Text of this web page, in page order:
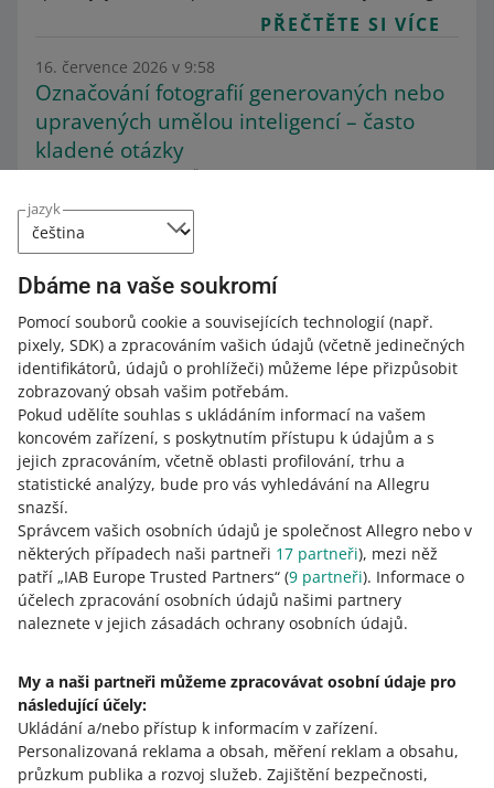
jazyk
Dbáme na vaše soukromí
Pomocí souborů cookie a souvisejících technologií (např.
pixely, SDK) a zpracováním vašich údajů (včetně jedinečných
identifikátorů, údajů o prohlížeči) můžeme lépe přizpůsobit
zobrazovaný obsah vašim potřebám.
Pokud udělíte souhlas s ukládáním informací na vašem
koncovém zařízení, s poskytnutím přístupu k údajům a s
jejich zpracováním, včetně oblasti profilování, trhu a
statistické analýzy, bude pro vás vyhledávání na Allegru
snazší.
Správcem vašich osobních údajů je společnost Allegro nebo v
některých případech naši partneři 17 partneři), mezi něž
patří „IAB Europe Trusted Partners“ (9 partneři). Informace o
účelech zpracování osobních údajů našimi partnery
naleznete v jejich zásadách ochrany osobních údajů.
My a naši partneři můžeme zpracovávat osobní údaje pro
následující účely:
Ukládání a/nebo přístup k informacím v zařízení.
Personalizovaná reklama a obsah, měření reklam a obsahu,
průzkum publika a rozvoj služeb. Zajištění bezpečnosti,
PŘEČTĚTE SI VÍCE
16. července 2026 v 9:58
Označování fotografií generovaných nebo
upravených umělou inteligencí – často
kladené otázky
Dne 2. srpna vstoupí v platnost zákon EU o umělé
inteligenci (AI Act). Zavede nová pravidla pro
transparentnost obsahu generovaného umělou
inteligencí online. Abychom vám pomohli s adaptací na
tyto nové právní požadavky, brzy vám poskytneme beta
verzi nástroje na označování fotografií vytvořených
umělou inteligencí ve vašich nabídkách.
PŘEČTĚTE SI VÍCE
Tato stránka je dostupná i v jiných jazycích
o allegro.pl
polski
čeština